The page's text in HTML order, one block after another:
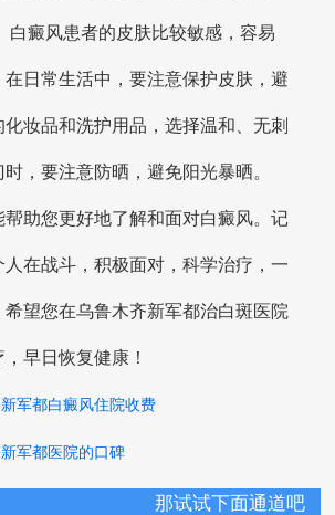
白癜风患者的皮肤比较敏感，容易
在日常生活中，要注意保护皮肤，避
妆品和洗护用品，选择温和、无刺
，要注意防晒，避免阳光暴晒。
助您更好地了解和面对白癜风。记
在战斗，积极面对，科学治疗，一
希望您在乌鲁木齐新军都治白斑医院
早日恢复健康！
军都白癜风住院收费
军都医院的口碑
那试试下面通道吧